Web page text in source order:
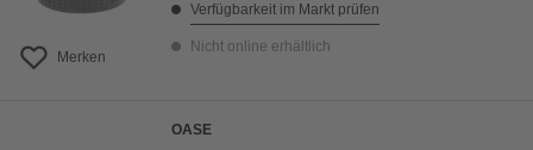
Merken
Verfügbarkeit im Markt prüfen
Nicht online erhältlich
OASE